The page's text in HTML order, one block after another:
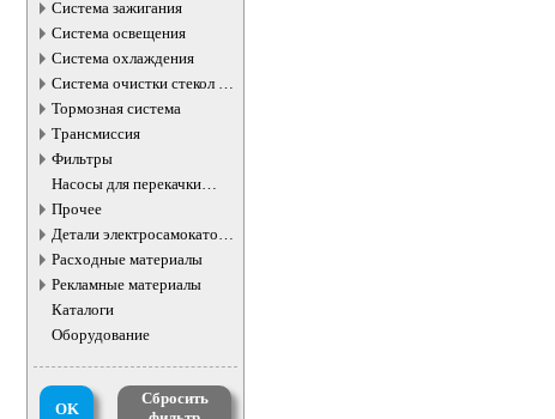
Система зажигания
Система освещения
Система охлаждения
Система очистки стекол и
фар
Тормозная система
Трансмиссия
Фильтры
Насосы для перекачки
жидкостей
Прочее
Детали электросамокатов и
электротранспорта
Расходные материалы
Рекламные материалы
Каталоги
Оборудование
OK
Сбросить